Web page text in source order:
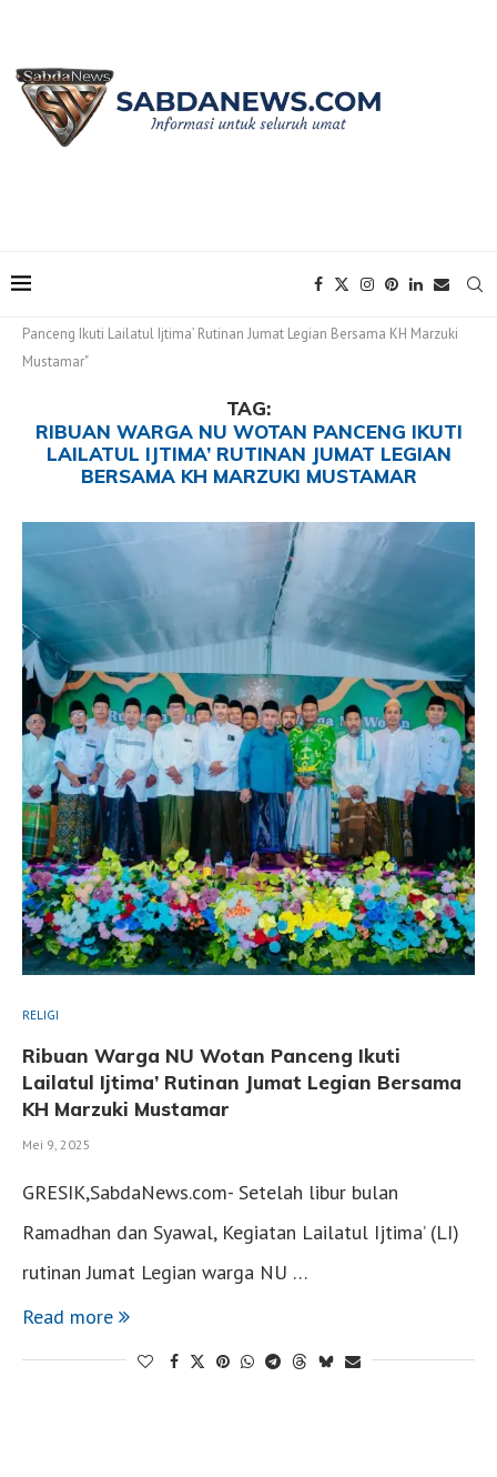
Panceng Ikuti Lailatul Ijtima’ Rutinan Jumat Legian Bersama KH Marzuki
Mustamar"
TAG:
RIBUAN WARGA NU WOTAN PANCENG IKUTI
LAILATUL IJTIMA’ RUTINAN JUMAT LEGIAN
BERSAMA KH MARZUKI MUSTAMAR
RELIGI
Ribuan Warga NU Wotan Panceng Ikuti
Lailatul Ijtima’ Rutinan Jumat Legian Bersama
KH Marzuki Mustamar
Mei 9, 2025
GRESIK,SabdaNews.com- Setelah libur bulan
Ramadhan dan Syawal, Kegiatan Lailatul Ijtima’ (LI)
rutinan Jumat Legian warga NU …
Read more